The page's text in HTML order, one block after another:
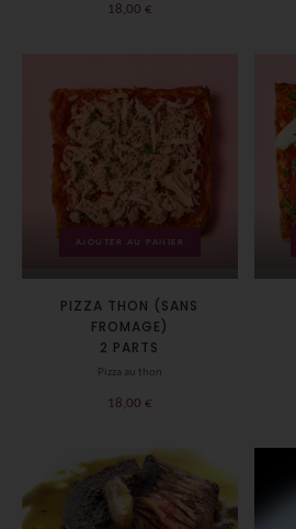
18,00 €
AJOUTER AU PANIER
PIZZA THON (SANS
FROMAGE)
2 PARTS
Pizza au thon
18,00 €